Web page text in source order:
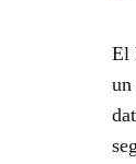
El
un